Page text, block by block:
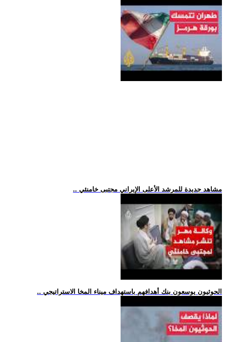
.. مشاهد جديدة للمرشد الأعلى الإيراني مجتبى خامنئي
.. الحوثيون يوسعون بنك أهدافهم باستهداف ميناء المخا الاستراتيجي